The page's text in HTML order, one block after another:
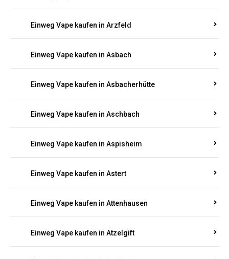
Einweg Vape kaufen in Arzfeld
Einweg Vape kaufen in Asbach
Einweg Vape kaufen in Asbacherhütte
Einweg Vape kaufen in Aschbach
Einweg Vape kaufen in Aspisheim
Einweg Vape kaufen in Astert
Einweg Vape kaufen in Attenhausen
Einweg Vape kaufen in Atzelgift